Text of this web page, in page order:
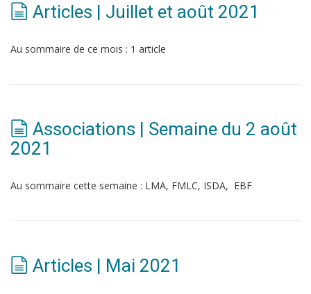
Articles | Juillet et août 2021
Au sommaire de ce mois : 1 article
Associations | Semaine du 2 août
2021
Au sommaire cette semaine : LMA, FMLC, ISDA, EBF
Articles | Mai 2021